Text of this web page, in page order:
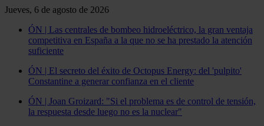
Jueves, 6 de agosto de 2026
ÓN | Las centrales de bombeo hidroeléctrico, la gran ventaja
competitiva en España a la que no se ha prestado la atención
suficiente
ÓN | El secreto del éxito de Octopus Energy: del 'pulpito'
Constantine a generar confianza en el cliente
ÓN | Joan Groizard: "Si el problema es de control de tensión,
la respuesta desde luego no es la nuclear"